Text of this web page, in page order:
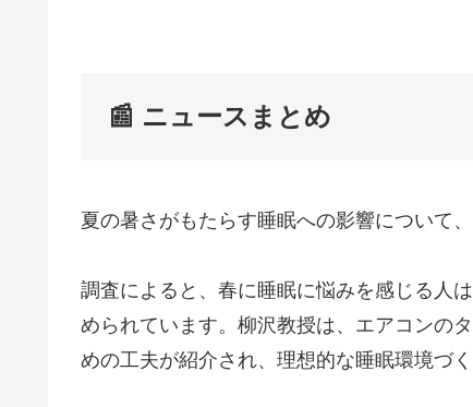
📰 ニュースまとめ
夏の暑さがもたらす睡眠への影響について
調査によると、春に睡眠に悩みを感じる人
められています。柳沢教授は、エアコンの
めの工夫が紹介され、理想的な睡眠環境づ